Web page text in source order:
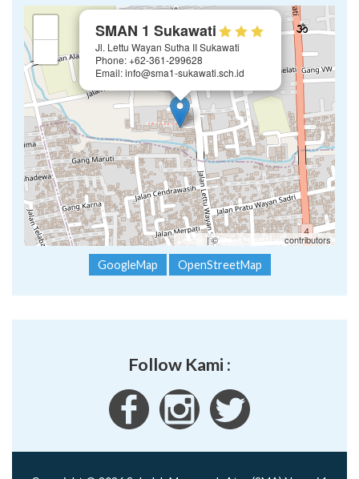
SMAN 1 Sukawati
Jl. Lettu Wayan Sutha II Sukawati
Phone: +62-361-299628
Email: info@sma1-sukawati.sch.id
Leaflet | ©OpenStreetMap contributors
GoogleMap OpenStreetMap
Follow Kami :